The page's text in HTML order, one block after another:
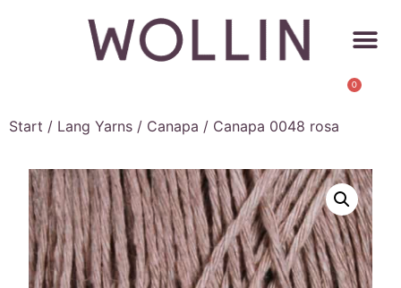
0
Start / Lang Yarns / Canapa / Canapa 0048 rosa